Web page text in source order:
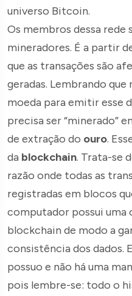
universo Bitcoin.
Os membros dessa rede
mineradores. É a partir
que as transações são
geradas. Lembrando que
moeda para emitir esse
precisa ser “minerado”
de extração do ouro.
da blockchain. Trata-se
razão onde todas as
registradas em blocos
computador possui uma
blockchain de modo a
consistência dos dados.
possuo e não há uma
pois lembre-se: todo o